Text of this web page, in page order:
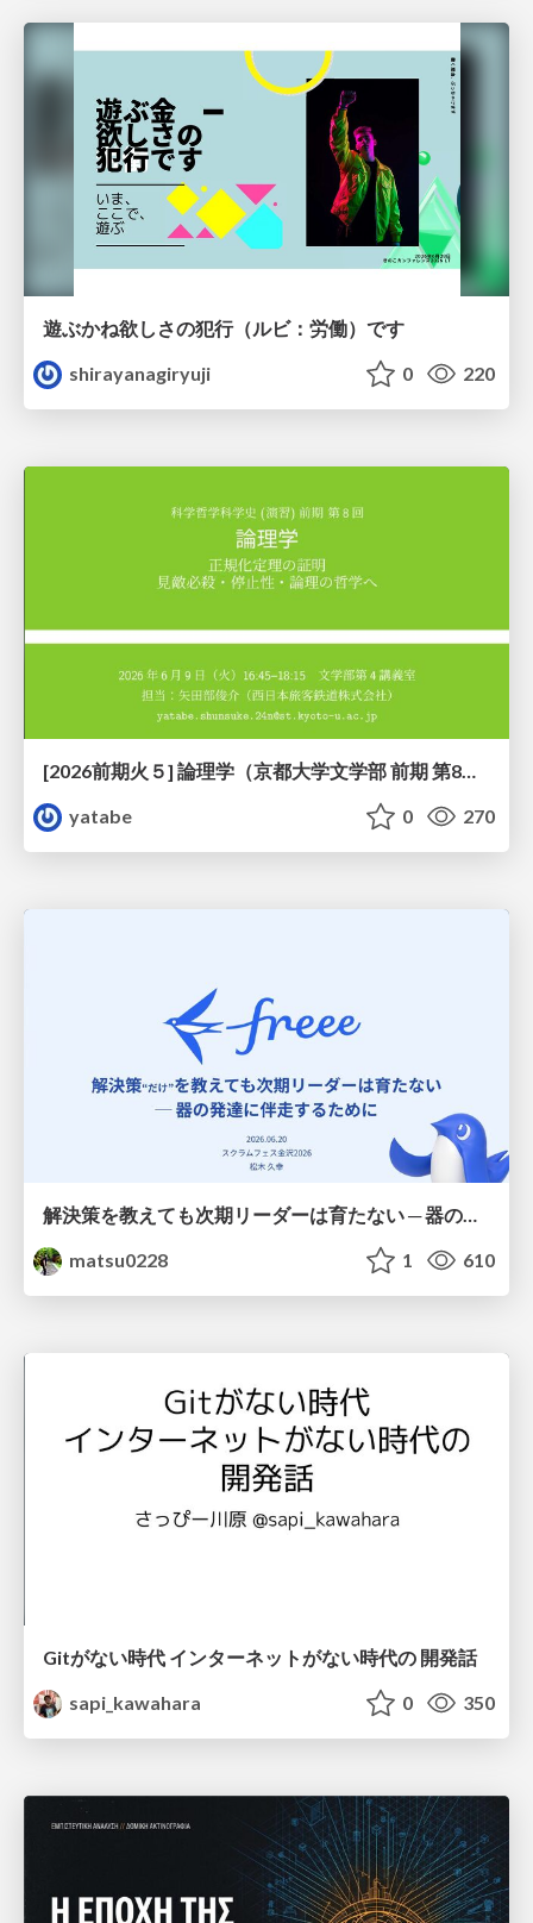
遊ぶかね欲しさの犯行（ルビ：労働）です
shirayanagiryuji
0 220
[2026前期火５] 論理学（京都大学文学部 前期 第8回）「正規化定理の証明」
yatabe
0 270
matsu0228
1 610
Gitがない時代 インターネットがない時代の 開発話
sapi_kawahara
0 350